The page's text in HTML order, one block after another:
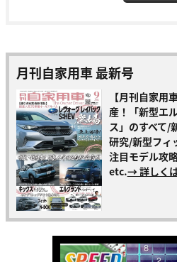
月刊自家用車 最新号
【月刊自家用
産！「新型エ
ス」のすべて/
研究/新型フィ
注目モデル攻
etc.→ 詳しく